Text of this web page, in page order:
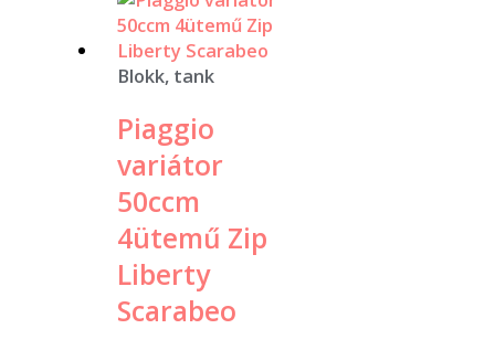
Blokk, tank
Piaggio
variátor
50ccm
4ütemű Zip
Liberty
Scarabeo